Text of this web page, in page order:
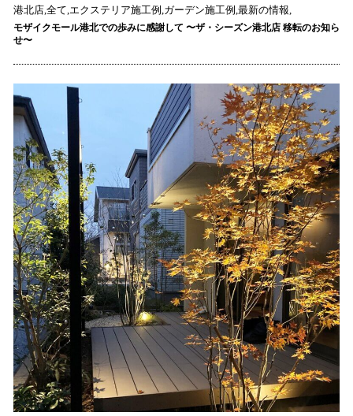
港北店,全て,エクステリア施工例,ガーデン施工例,最新の情報,
モザイクモール港北での歩みに感謝して 〜ザ・シーズン港北店 移転のお知ら
せ〜